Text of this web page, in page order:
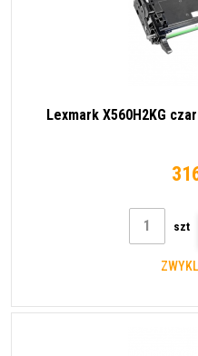
Lexmark X560H2KG
szt